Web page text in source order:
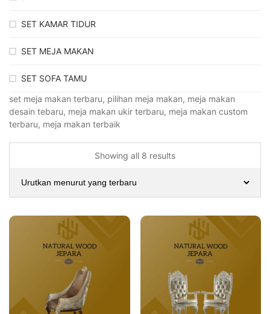
SET KAMAR TIDUR
SET MEJA MAKAN
SET SOFA TAMU
set meja makan terbaru, pilihan meja makan, meja makan
desain tebaru, meja makan ukir terbaru, meja makan custom
terbaru, meja makan terbaik
Showing all 8 results